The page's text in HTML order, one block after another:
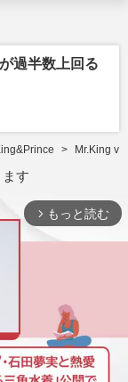
過半数上回る
Mr.King
す
arrow_forward_ios もっと読む